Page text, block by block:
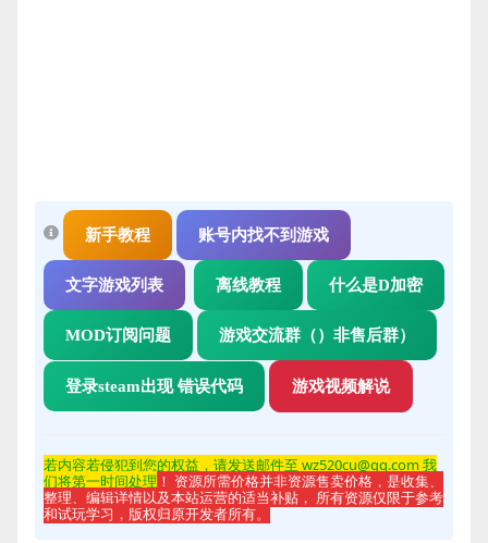
新手教程 账号内找不到游戏
文字游戏列表 离线教程 什么是D加密
MOD订阅问题 游戏交流群（）非售后群）
登录steam出现 错误代码 游戏视频解说
若内容若侵犯到您的权益，请发送邮件至 wz520cu@qq.com 我
们将第一时间处理 ！ 资源所需价格并非资源售卖价格，是收集、
整理、编辑详情以及本站运营的适当补贴， 所有资源仅限于参考
和试玩学习，版权归原开发者所有。